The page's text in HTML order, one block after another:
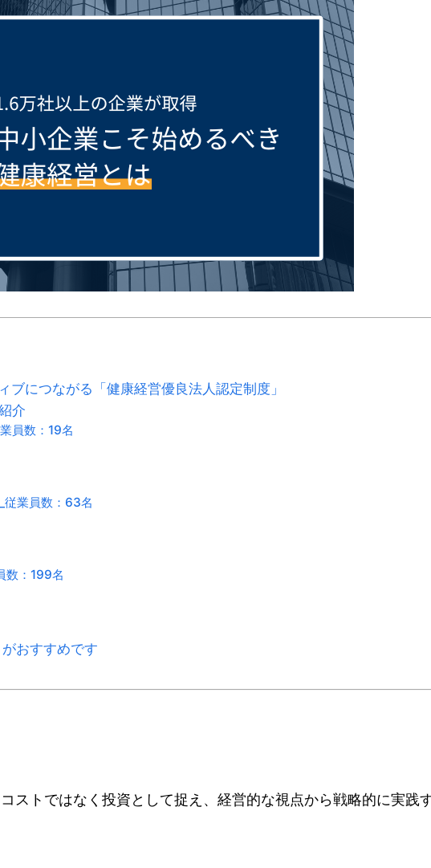
につながる「健康経営優良法人認定制度」
介
員数：19名
従業員数：63名
数：199名
おすすめです
ストではなく投資として捉え、経営的な視点から戦略的に実践